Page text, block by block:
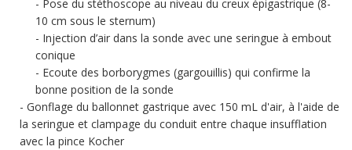
Pose du stéthoscope au niveau du creux épigastrique (8-
10 cm sous le sternum)
Injection d’air dans la sonde avec une seringue à embout
conique
Ecoute des borborygmes (gargouillis) qui confirme la
bonne position de la sonde
Gonflage du ballonnet gastrique avec 150 mL d'air, à l'aide de
la seringue et clampage du conduit entre chaque insufflation
avec la pince Kocher